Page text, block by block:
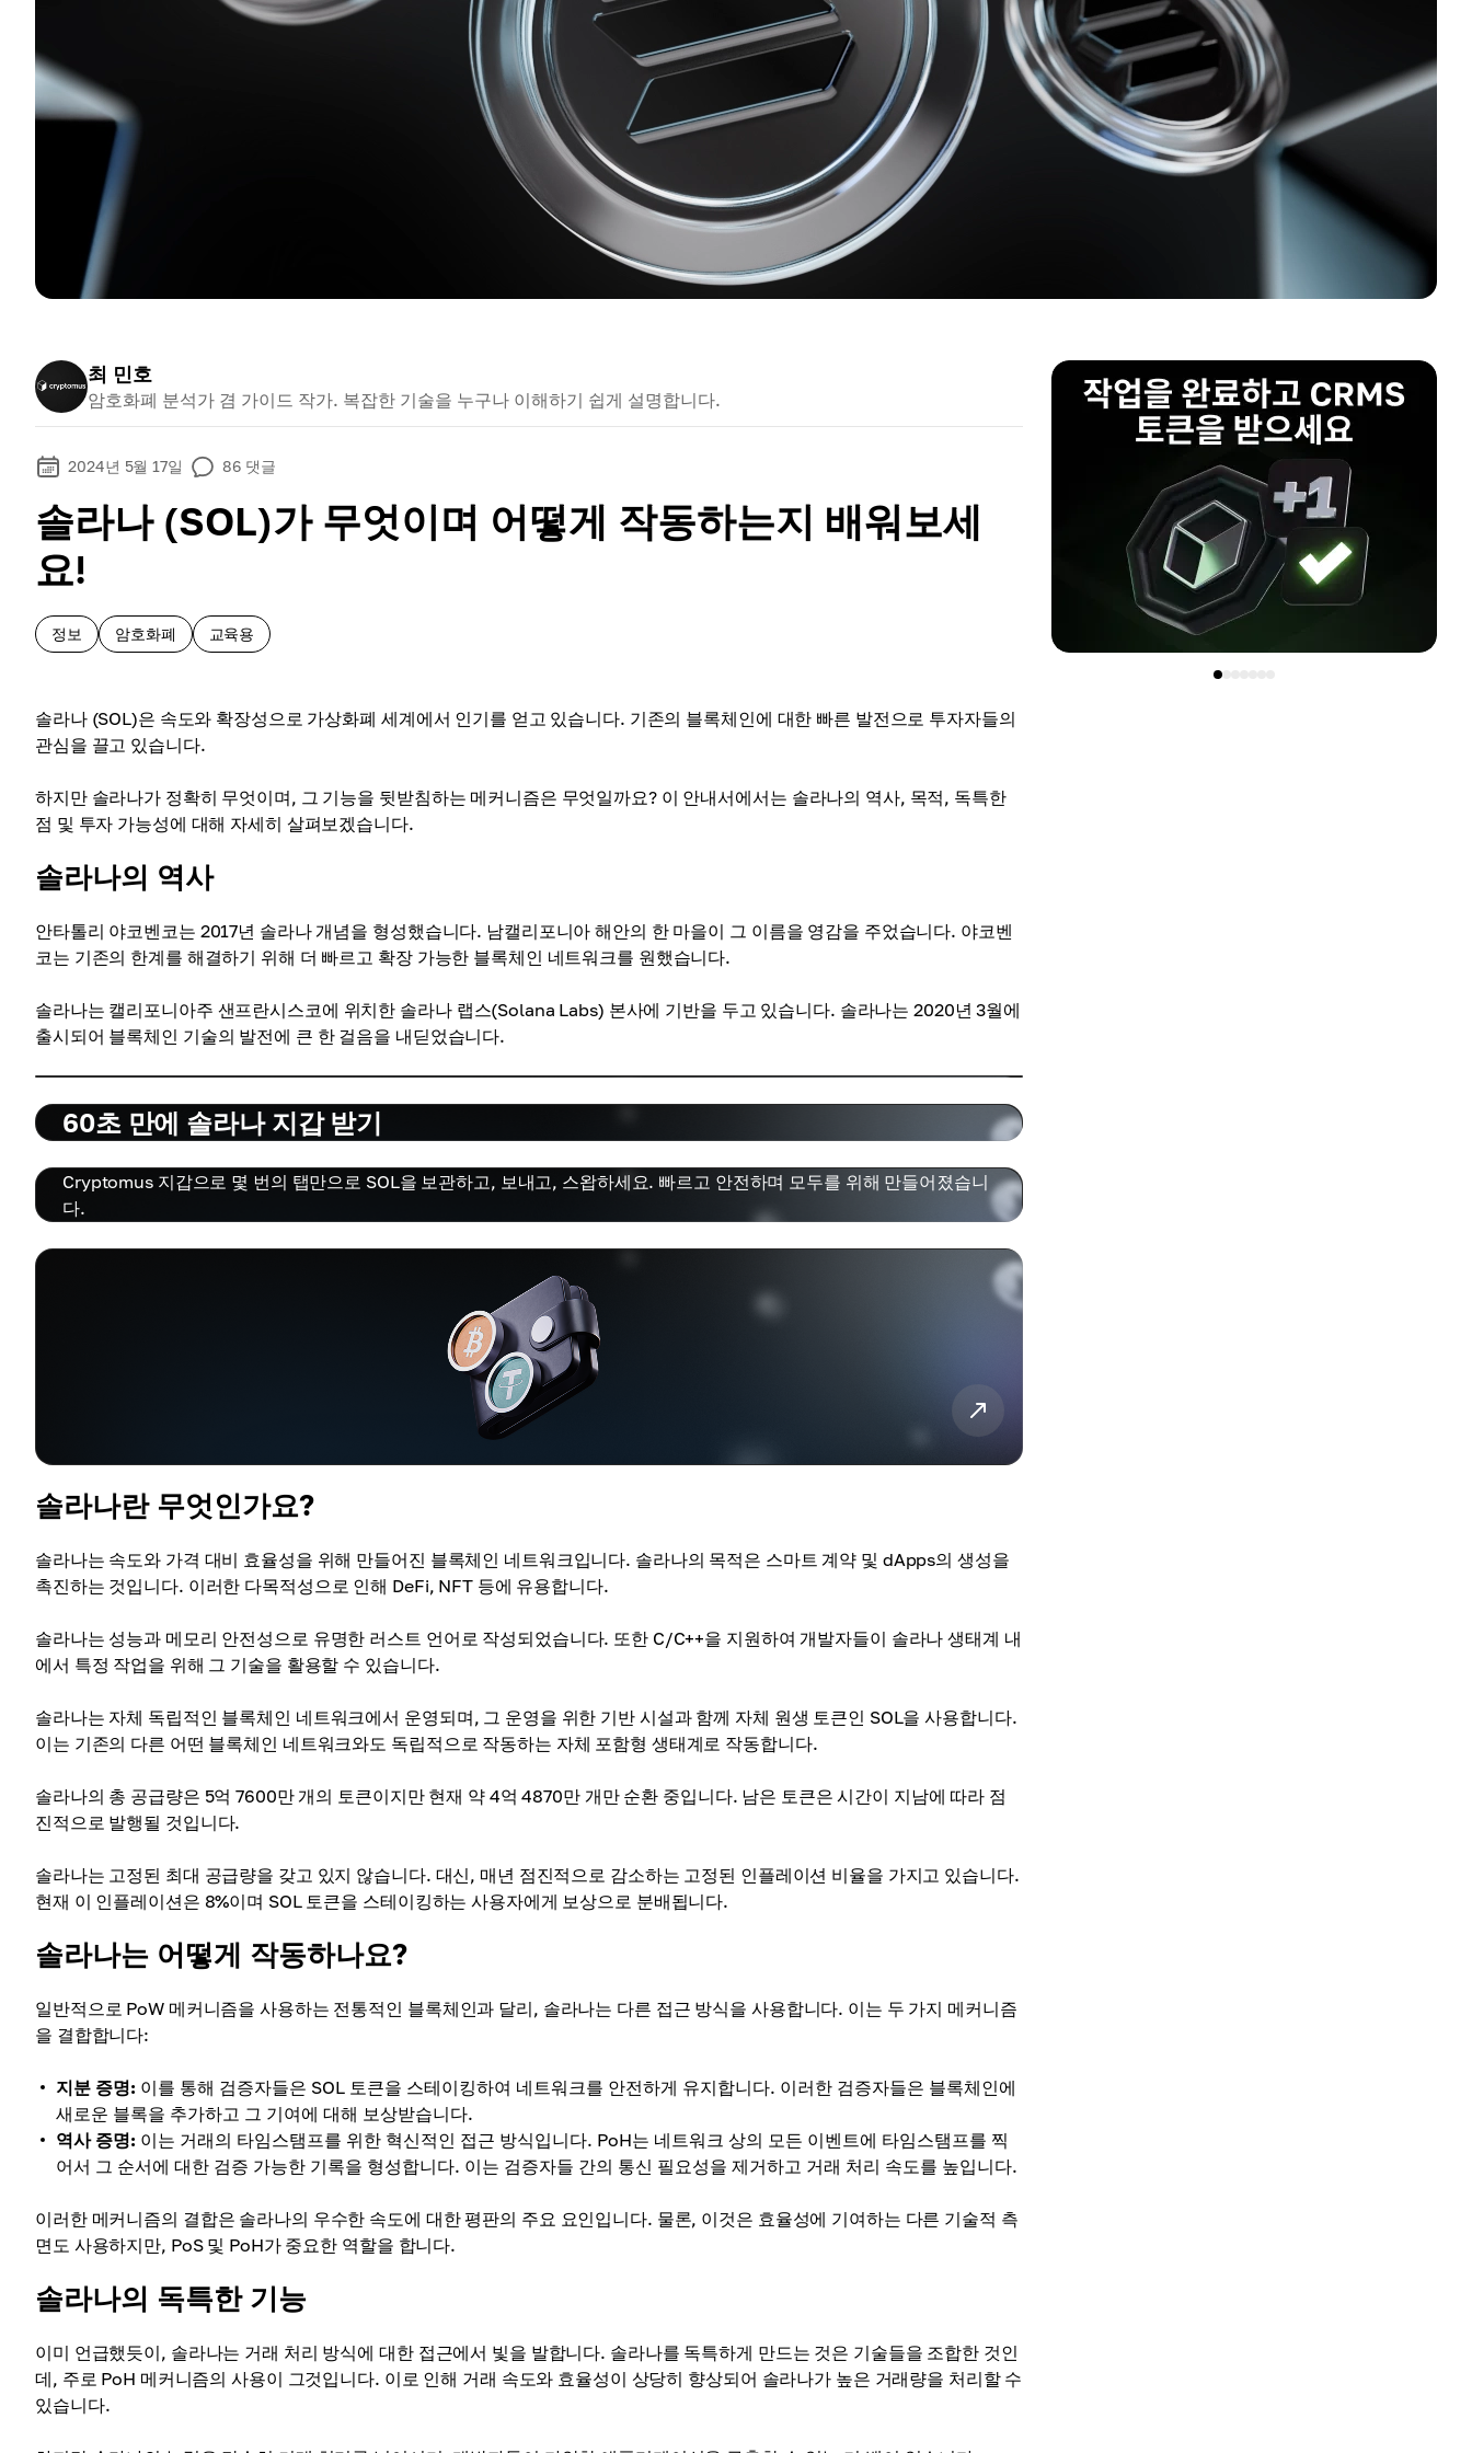
최 민호
암호화폐 분석가 겸 가이드 작가. 복잡한 기술을 누구나 이해하기 쉽게 설명합니다.
2024년 5월 17일 86 댓글
솔라나 (SOL)가 무엇이며 어떻게 작동하는지 배워보세
요!
정보 암호화폐 교육용
솔라나 (SOL)은 속도와 확장성으로 가상화폐 세계에서 인기를 얻고 있습니다. 기존의 블록체인에 대한 빠른 발전으로 투자자들의
관심을 끌고 있습니다.
하지만 솔라나가 정확히 무엇이며, 그 기능을 뒷받침하는 메커니즘은 무엇일까요? 이 안내서에서는 솔라나의 역사, 목적, 독특한
점 및 투자 가능성에 대해 자세히 살펴보겠습니다.
솔라나의 역사
안타톨리 야코벤코는 2017년 솔라나 개념을 형성했습니다. 남캘리포니아 해안의 한 마을이 그 이름을 영감을 주었습니다. 야코벤
코는 기존의 한계를 해결하기 위해 더 빠르고 확장 가능한 블록체인 네트워크를 원했습니다.
솔라나는 캘리포니아주 샌프란시스코에 위치한 솔라나 랩스(Solana Labs) 본사에 기반을 두고 있습니다. 솔라나는 2020년 3월에
출시되어 블록체인 기술의 발전에 큰 한 걸음을 내딛었습니다.
60초 만에 솔라나 지갑 받기
Cryptomus 지갑으로 몇 번의 탭만으로 SOL을 보관하고, 보내고, 스왑하세요. 빠르고 안전하며 모두를 위해 만들어졌습니
다.
솔라나란 무엇인가요?
솔라나는 속도와 가격 대비 효율성을 위해 만들어진 블록체인 네트워크입니다. 솔라나의 목적은 스마트 계약 및 dApps의 생성을
촉진하는 것입니다. 이러한 다목적성으로 인해 DeFi, NFT 등에 유용합니다.
솔라나는 성능과 메모리 안전성으로 유명한 러스트 언어로 작성되었습니다. 또한 C/C++을 지원하여 개발자들이 솔라나 생태계 내
에서 특정 작업을 위해 그 기술을 활용할 수 있습니다.
솔라나는 자체 독립적인 블록체인 네트워크에서 운영되며, 그 운영을 위한 기반 시설과 함께 자체 원생 토큰인 SOL을 사용합니다.
이는 기존의 다른 어떤 블록체인 네트워크와도 독립적으로 작동하는 자체 포함형 생태계로 작동합니다.
솔라나의 총 공급량은 5억 7600만 개의 토큰이지만 현재 약 4억 4870만 개만 순환 중입니다. 남은 토큰은 시간이 지남에 따라 점
진적으로 발행될 것입니다.
솔라나는 고정된 최대 공급량을 갖고 있지 않습니다. 대신, 매년 점진적으로 감소하는 고정된 인플레이션 비율을 가지고 있습니다.
현재 이 인플레이션은 8%이며 SOL 토큰을 스테이킹하는 사용자에게 보상으로 분배됩니다.
솔라나는 어떻게 작동하나요?
일반적으로 PoW 메커니즘을 사용하는 전통적인 블록체인과 달리, 솔라나는 다른 접근 방식을 사용합니다. 이는 두 가지 메커니즘
을 결합합니다:
지분 증명: 이를 통해 검증자들은 SOL 토큰을 스테이킹하여 네트워크를 안전하게 유지합니다. 이러한 검증자들은 블록체인에
새로운 블록을 추가하고 그 기여에 대해 보상받습니다.
역사 증명: 이는 거래의 타임스탬프를 위한 혁신적인 접근 방식입니다. PoH는 네트워크 상의 모든 이벤트에 타임스탬프를 찍
어서 그 순서에 대한 검증 가능한 기록을 형성합니다. 이는 검증자들 간의 통신 필요성을 제거하고 거래 처리 속도를 높입니다.
이러한 메커니즘의 결합은 솔라나의 우수한 속도에 대한 평판의 주요 요인입니다. 물론, 이것은 효율성에 기여하는 다른 기술적 측
면도 사용하지만, PoS 및 PoH가 중요한 역할을 합니다.
솔라나의 독특한 기능
이미 언급했듯이, 솔라나는 거래 처리 방식에 대한 접근에서 빛을 발합니다. 솔라나를 독특하게 만드는 것은 기술들을 조합한 것인
데, 주로 PoH 메커니즘의 사용이 그것입니다. 이로 인해 거래 속도와 효율성이 상당히 향상되어 솔라나가 높은 거래량을 처리할 수
있습니다.